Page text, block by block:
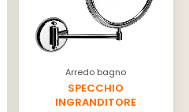
Arredo bagno
SPECCHIO
INGRANDITORE